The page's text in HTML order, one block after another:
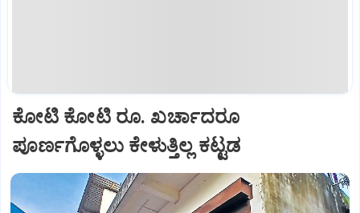
ಕೋಟಿ ಕೋಟಿ ರೂ. ಖರ್ಚಾದರೂ
ಪೂರ್ಣಗೊಳ್ಳಲು ಕೇಳುತ್ತಿಲ್ಲ ಕಟ್ಟಡ